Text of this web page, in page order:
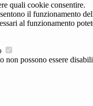
quali cookie consentire.
il funzionamento
al funzionamento
non possono essere